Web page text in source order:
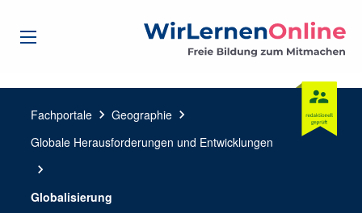
Fachportale chevron_right Geographie chevron_right
Globale Herausforderungen und Entwicklungen
chevron_right
Globalisierung